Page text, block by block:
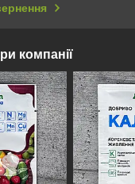
компанії